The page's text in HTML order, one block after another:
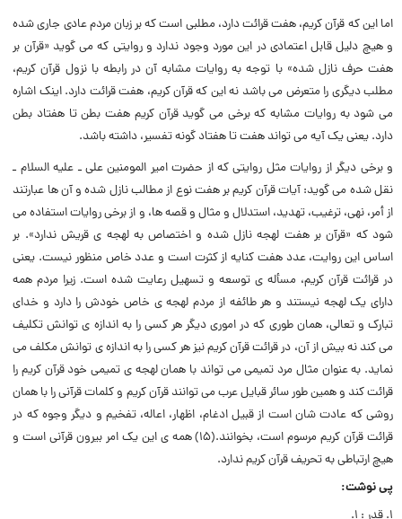
اما این که قرآن کریم، هفت قرائت دارد، مطلبی است که بر زبان مردم عادی جاری شده
و هیچ دلیل قابل اعتمادی در این مورد وجود ندارد و روایتی که می گوید «قرآن بر
هفت حرف نازل شده» با توجه به روایات مشابه آن در رابطه با نزول قرآن کریم،
مطلب دیگری را متعرض می باشد نه این که قرآن کریم، هفت قرائت دارد. اینک اشاره
می شود به روایات مشابه که برخی می گوید قرآن کریم هفت بطن تا هفتاد بطن
دارد. یعنی یک آیه می تواند هفت تا هفتاد گونه تفسیر، داشته باشد.
و برخی دیگر از روایات مثل روایتی که از حضرت امیر المومنین علی ـ علیه السلام ـ
نقل شده می گوید: آیات قرآن کریم بر هفت نوع از مطالب نازل شده و آن ها عبارتند
از أمر، نهی، ترغیب، تهدید، استدلال و مثال و قصه ها، و از برخی روایات استفاده می
شود که «قرآن بر هفت لهجه نازل شده و اختصاص به لهجه ی قریش ندارد». بر
اساس این روایت، عدد هفت کنایه از کثرت است و عدد خاص منظور نیست. یعنی
در قرائت قرآن کریم، مسأله ی توسعه و تسهیل رعایت شده است. زیرا مردم همه
دارای یک لهجه نیستند و هر طائفه از مردم لهجه ی خاص خودش را دارد و خدای
تبارک و تعالی، همان طوری که در اموری دیگر هر کسی را به اندازه ی توانش تکلیف
می کند نه بیش از آن، در قرائت قرآن کریم نیز هر کسی را به اندازه ی توانش مکلف می
نماید. به عنوان مثال مرد تمیمی می تواند با همان لهجه ی تمیمی خود قرآن کریم را
قرائت کند و همین طور سائر قبایل عرب می توانند قرآن کریم و کلمات قرآنی را با همان
روشی که عادت شان است از قبیل ادغام، اظهار، اعاله، تفخیم و دیگر وجوه که در
قرائت قرآن کریم مرسوم است، بخوانند.(۱۵) همه ی این یک امر بیرون قرآنی است و
هیچ ارتباطی به تحریف قرآن کریم ندارد.
پی نوشت: